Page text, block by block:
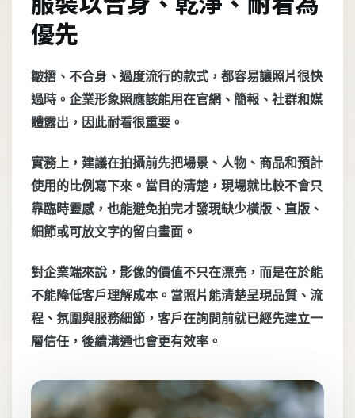
優先
皺摺、不合身、過度流行的款式，都容易讓照片很快
過時。企業形象照應該能用在官網、簡報、社群和媒
體露出，因此耐看很重要。
實務上，建議在拍攝前先把場景、人物、商品和預計
使用的比例寫下來。當目的清楚，現場就比較不會只
靠臨時靈感，也能避免拍完才發現缺少橫版、直版、
細節或可放文字的留白畫面。
對企業端來說，影像的價值不只在漂亮，而是在於能
不能降低客戶理解成本。當照片能清楚呈現品質、流
程、氛圍與服務細節，客戶在詢問前就已經先建立一
層信任，後續溝通也會更有效率。